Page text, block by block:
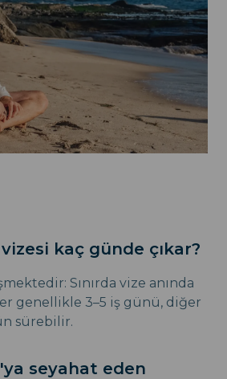
kaç günde çıkar?
Sınırda vize anında
genellikle 3–5 iş günü, diğer
sürebilir.
seyahat eden